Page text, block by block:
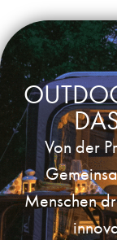
Von der
Menschen